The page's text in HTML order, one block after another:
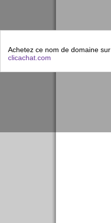
Achetez ce nom de domaine sur
clicachat.com